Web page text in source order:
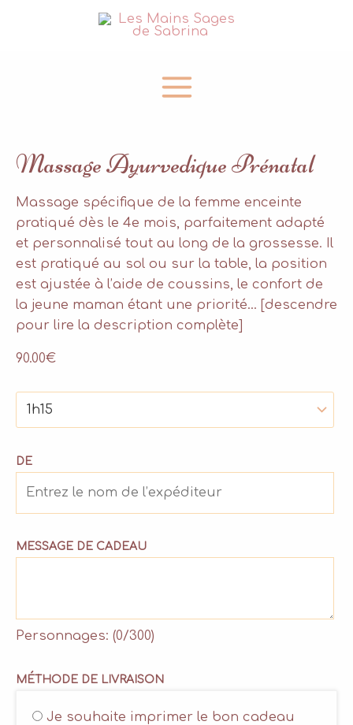
Main
Massage Ayurvedique Prénatal
Massage spécifique de la femme enceinte
pratiqué dès le 4e mois, parfaitement adapté
et personnalisé tout au long de la grossesse. Il
est pratiqué au sol ou sur la table, la position
est ajustée à l’aide de coussins, le confort de
la jeune maman étant une priorité… [descendre
pour lire la description complète]
90.00€
DE
MESSAGE DE CADEAU
Personnages: (0/300)
MÉTHODE DE LIVRAISON
Je souhaite imprimer le bon cadeau